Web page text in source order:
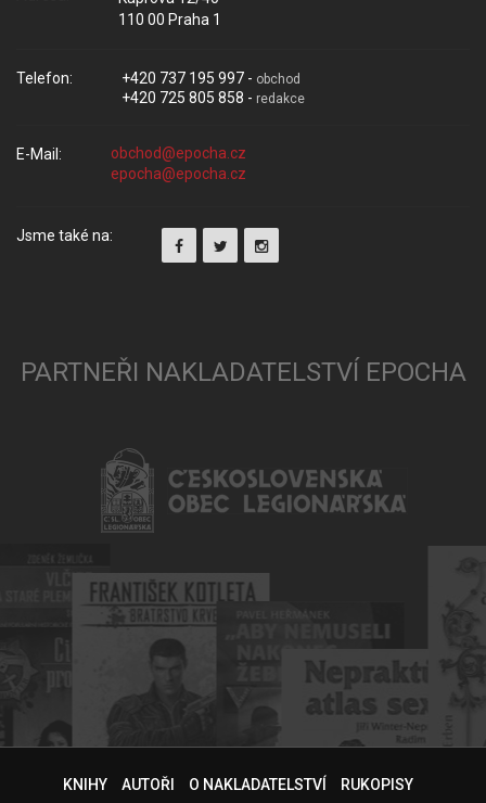
110 00 Praha 1
Telefon: +420 737 195 997 - obchod
+420 725 805 858 - redakce
E-Mail:
Jsme také na:
PARTNEŘI NAKLADATELSTVÍ EPOCHA
KNIHY AUTOŘI O NAKLADATELSTVÍ RUKOPISY